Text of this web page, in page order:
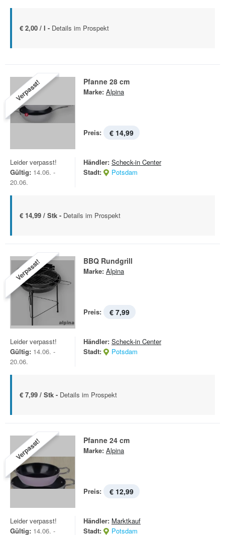
€ 2,00 / l - Details im Prospekt
Verpasst! Pfanne 28 cm
Marke: Alpina
Preis: € 14,99
Leider verpasst!
Gültig: 14.06. -
20.06.
Händler: Scheck-in Center
Stadt:
Potsdam
€ 14,99 / Stk - Details im Prospekt
Verpasst! BBQ Rundgrill
Marke: Alpina
Preis: € 7,99
Leider verpasst!
Gültig: 14.06. -
20.06.
Händler: Scheck-in Center
Stadt:
Potsdam
€ 7,99 / Stk - Details im Prospekt
Verpasst! Pfanne 24 cm
Marke: Alpina
Preis: € 12,99
Leider verpasst!
Gültig: 14.06. -
Händler: Marktkauf
Stadt:
Potsdam